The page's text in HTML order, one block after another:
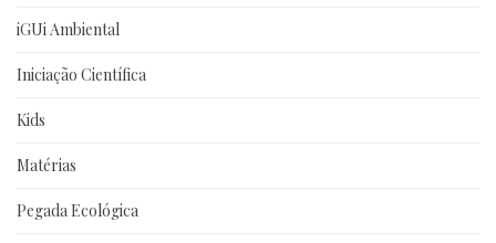
iGUi Ambiental
Iniciação Científica
Kids
Matérias
Pegada Ecológica